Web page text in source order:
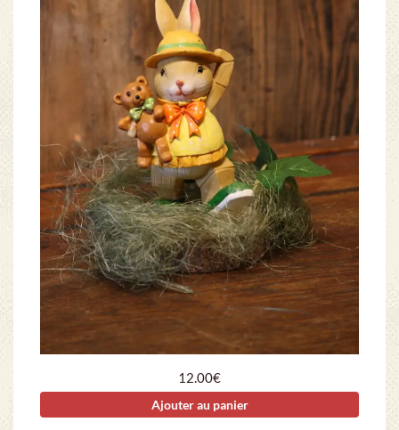
12.00€
Ajouter au panier